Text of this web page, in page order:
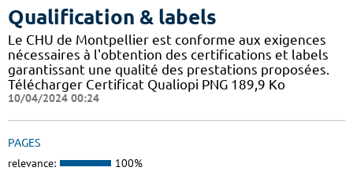
Qualification & labels
Le CHU de Montpellier est conforme aux exigences
nécessaires à l'obtention des certifications et labels
garantissant une qualité des prestations proposées.
Télécharger Certificat Qualiopi PNG 189,9 Ko
10/04/2024 00:24
PAGES
relevance: 100%